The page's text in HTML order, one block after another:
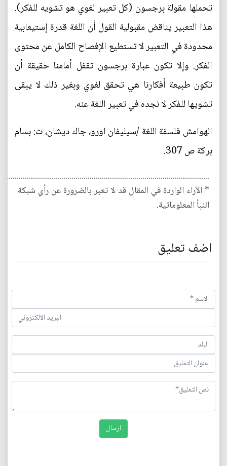
تحملها مقولة برجسون (كل تعبير لغوي هو تشويه للفكر).
هذا التعبير يناقض مقبولية القول أن اللغة قدرة إستيعابية
محدودة في التعبير لا تستطيع الإفصاح الكامل عن محتوى
الفكر. وإلا تكون عبارة برجسون تقفل أمامنا حقيقة أن
تكون طبيعة أفكارنا هي تحقق لغوي وبغير ذلك لا يبقى
تشويها للفكر لا نجده في تعبير اللغة عنه.
الهوامش فلسفة اللغة /سيليفان اورو، جاك ديشان، ت: بسام
بركة ص 307.
* الآراء الواردة في المقال قد لا تعبر بالضرورة عن رأي شبكة
النبأ المعلوماتية.
اضف تعليق